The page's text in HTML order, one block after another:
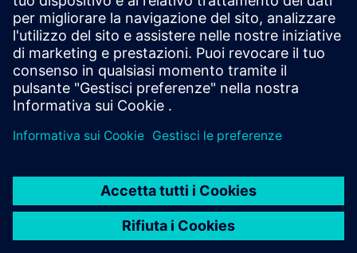
AerialView è il nostro strumento di reporting MIS per la
generazione di report automatici da Automation System,
con modelli definiti dall'utente.
Scopri di più